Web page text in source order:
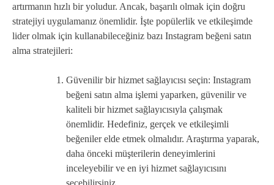
artırmanın hızlı bir yoludur. Ancak, başarılı olmak için doğru
stratejiyi uygulamanız önemlidir. İşte popülerlik ve etkileşimde
lider olmak için kullanabileceğiniz bazı Instagram beğeni satın
alma stratejileri:
Güvenilir bir hizmet sağlayıcısı seçin: Instagram
beğeni satın alma işlemi yaparken, güvenilir ve
kaliteli bir hizmet sağlayıcısıyla çalışmak
önemlidir. Hedefiniz, gerçek ve etkileşimli
beğeniler elde etmek olmalıdır. Araştırma yaparak,
daha önceki müşterilerin deneyimlerini
inceleyebilir ve en iyi hizmet sağlayıcısını
seçebilirsiniz.